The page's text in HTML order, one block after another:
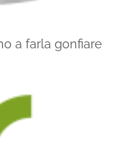
a farla gonfiare